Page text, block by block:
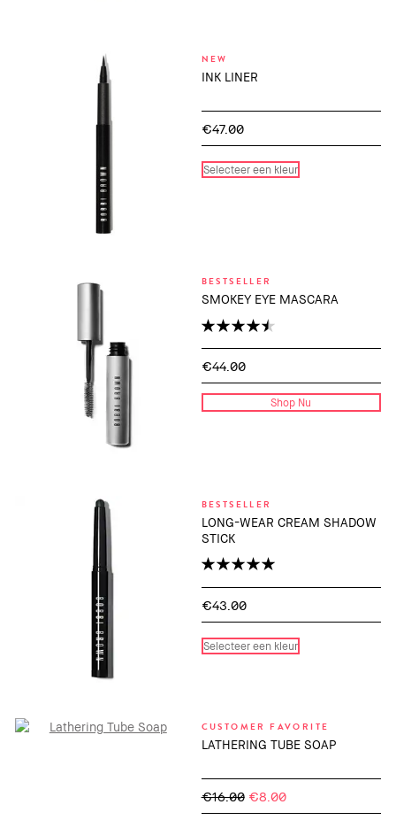
NEW
INK LINER
€47.00
Selecteer een kleur
BESTSELLER
SMOKEY EYE MASCARA
€44.00
Shop Nu
BESTSELLER
LONG-WEAR CREAM SHADOW
STICK
€43.00
Selecteer een kleur
CUSTOMER FAVORITE
LATHERING TUBE SOAP
€16.00 €8.00